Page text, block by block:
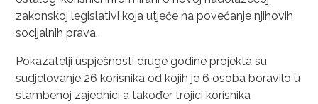
zakonskoj legislativi koja utječe na povećanje njihovih
socijalnih prava.
Pokazatelji uspješnosti druge godine projekta su
sudjelovanje 26 korisnika od kojih je 6 osoba boravilo u
stambenoj zajednici a također trojici korisnika